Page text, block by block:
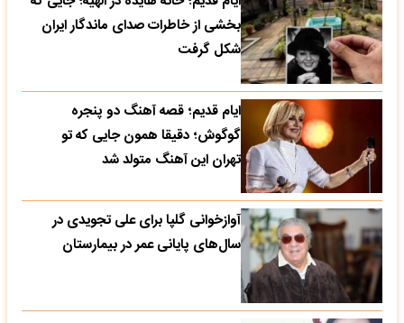
بخشی از خاطرات صدای ماندگار ایران
شکل گرفت
ایام قدیم؛ قصه آهنگ دو پنجره
گوگوش؛ دقیقا همون جایی که تو
تهران این آهنگ متولد شد
آوازخوانی گلپا برای علی تجویدی در
سال‌های پایانی عمر در بیمارستان